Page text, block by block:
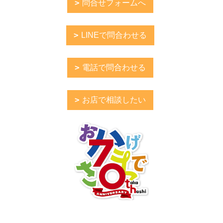
問合せフォームへ
LINEで問合わせる
電話で問合わせる
お店で相談したい